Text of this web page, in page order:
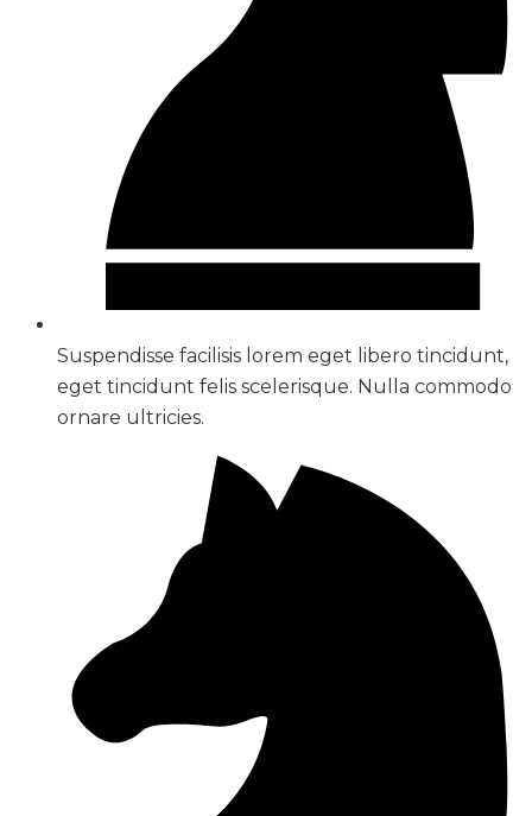
Suspendisse facilisis lorem eget libero tincidunt,
eget tincidunt felis scelerisque. Nulla commodo
ornare ultricies.